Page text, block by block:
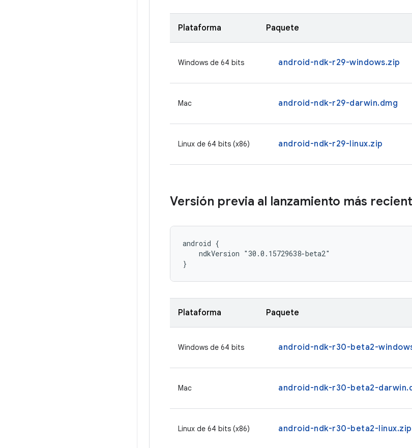
Plataforma Paquete
Windows de 64 bits android-ndk-r29-windows.zip
Mac android-ndk-r29-darwin.dmg
Linux de 64 bits (x86) android-ndk-r29-linux.zip
Versión previa al lanzamiento más
android {
    ndkVersion "30.0.15729638-beta2"
}
Plataforma Paquete
Windows de 64 bits android-ndk-r30-beta2-
Mac android-ndk-r30-beta2-
Linux de 64 bits (x86) android-ndk-r30-beta2-linux.zip